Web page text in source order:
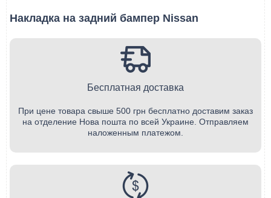
Накладка на задний бампер Nissan
Бесплатная доставка
При цене товара свыше 500 грн бесплатно доставим заказ
на отделение Нова пошта по всей Украине. Отправляем
наложенным платежом.